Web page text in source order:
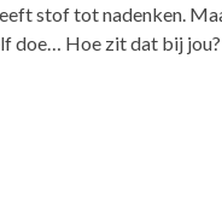
stof tot nadenken.
doe… Hoe zit dat bij jou?